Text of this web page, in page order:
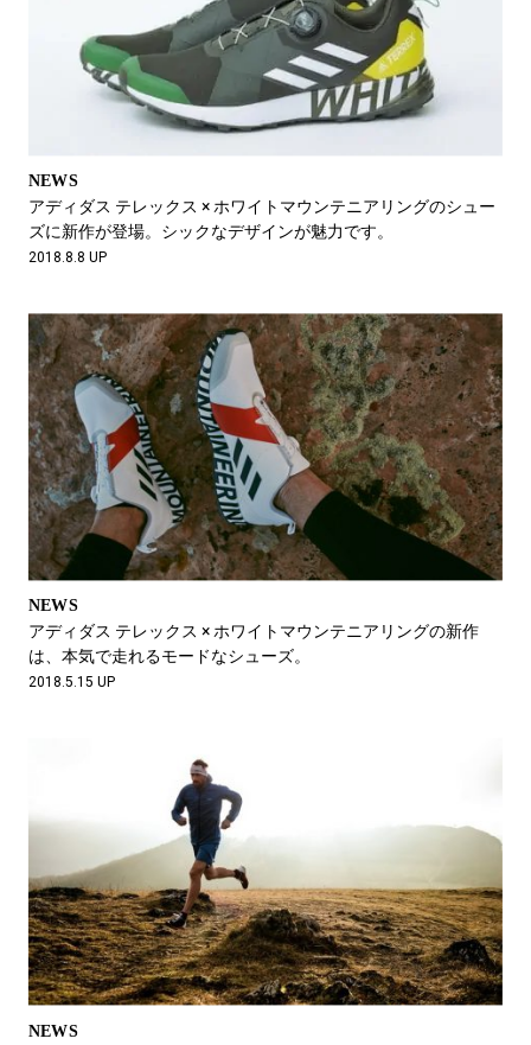
NEWS
アディダス テレックス × ホワイトマウンテニアリングのシュー
ズに新作が登場。シックなデザインが魅力です。
2018.8.8 UP
NEWS
アディダス テレックス × ホワイトマウンテニアリングの新作
は、本気で走れるモードなシューズ。
2018.5.15 UP
NEWS